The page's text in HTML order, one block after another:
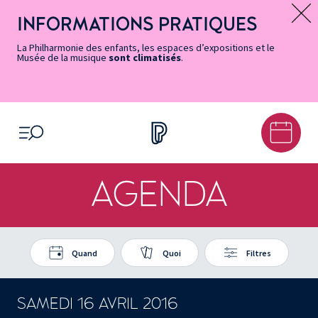
page
Accessibilité
accès
rapides
principal
contenu
principal
page
Message d’information
INFORMATIONS PRATIQUES
La Philharmonie des enfants, les espaces d’expositions et le
Musée de la musique sont climatisés.
OUVRIR LE MENU
AGENDA
SAMEDI 16 AVRIL 2016
Quand Quoi Filtres